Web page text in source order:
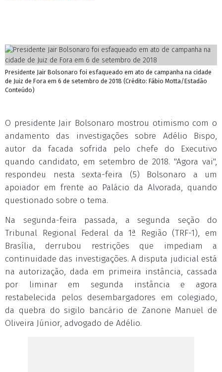
Presidente Jair Bolsonaro foi esfaqueado em ato de campanha na cidade
de Juiz de Fora em 6 de setembro de 2018 (Crédito: Fábio Motta/Estadão
Conteúdo)
O presidente Jair Bolsonaro mostrou otimismo com o
andamento das investigações sobre Adélio Bispo,
autor da facada sofrida pelo chefe do Executivo
quando candidato, em setembro de 2018. "Agora vai",
respondeu nesta sexta-feira (5) Bolsonaro a um
apoiador em frente ao Palácio da Alvorada, quando
questionado sobre o tema.
Na segunda-feira passada, a segunda seção do
Tribunal Regional Federal da 1ª Região (TRF-1), em
Brasília, derrubou restrições que impediam a
continuidade das investigações. A disputa judicial está
na autorização, dada em primeira instância, cassada
por liminar em segunda instância e agora
restabelecida pelos desembargadores em colegiado,
da quebra do sigilo bancário de Zanone Manuel de
Oliveira Júnior, advogado de Adélio.